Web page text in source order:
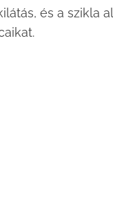
és a szikla